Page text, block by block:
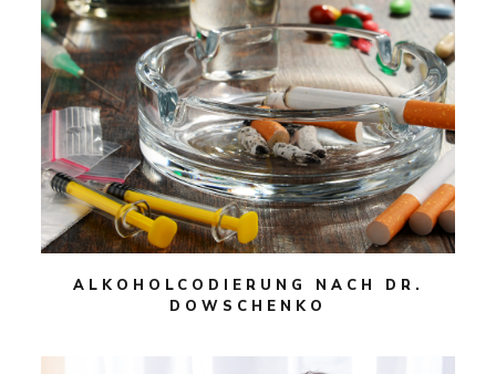
ALKOHOLCODIERUNG NACH DR.
DOWSCHENKO